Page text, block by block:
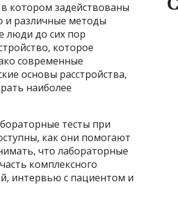
котором задействованы
и различные методы
люди до сих пор
которое
современные
основы расстройства,
наиболее
тесты при
как они помогают
что лабораторные
комплексного
интервью с пациентом и